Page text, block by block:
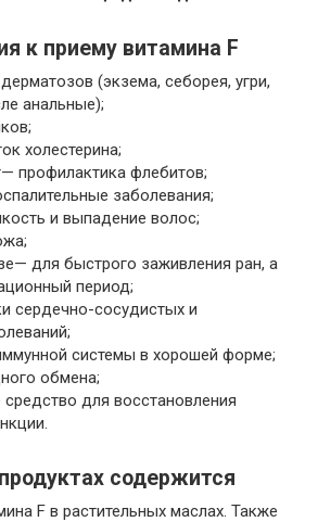
к приему витамина F
дерматозов (экзема, себорея, угри,
анальные);
холестерина;
профилактика флебитов;
заболевания;
и выпадение волос;
для быстрого заживления ран, а
период;
сердечно-сосудистых и
системы в хорошей форме;
обмена;
для восстановления
содержится
F в растительных маслах. Также